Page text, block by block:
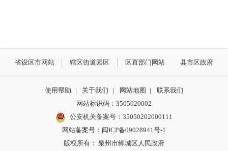
省设区市网站 辖区街道园区 区直部门网站 县市区政府
使用帮助 | 关于我们 | 网站地图 |
联系我们
网站标识码：3505020002
公安机关备案号：35050202000111
网站备案号：闽ICP备09028941号-1
版权所有： 泉州市鲤城区人民政府